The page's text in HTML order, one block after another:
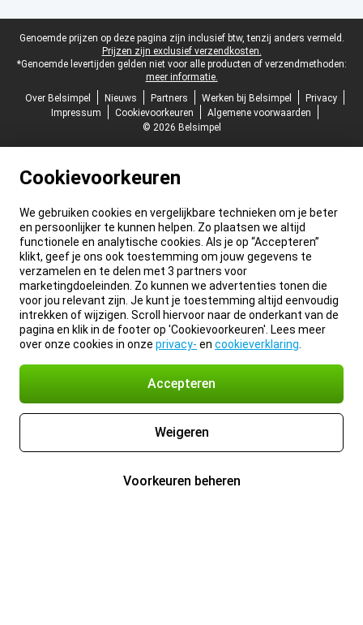
Juridische voettekst
Genoemde prijzen op deze pagina zijn inclusief btw, tenzij anders vermeld.
Prijzen zijn exclusief verzendkosten.
*Genoemde levertijden gelden niet voor alle producten of verzendmethoden:
meer informatie.
Over Belsimpel
Nieuws Partners Werken bij Belsimpel
Privacy
Impressum
Cookievoorkeuren
Algemene voorwaarden
© 2026 Belsimpel
Cookievoorkeuren
We gebruiken cookies en vergelijkbare technieken om je beter
en persoonlijker te kunnen helpen. Zo plaatsen we altijd
functionele en analytische cookies. Als je op “Accepteren”
klikt, geef je ons ook toestemming om jouw gegevens te
verzamelen en te delen met 3 partners voor
marketingdoeleinden. Zo kunnen we advertenties tonen die
voor jou relevant zijn. Je kunt je toestemming altijd eenvoudig
intrekken of wijzigen. Scroll hiervoor naar de onderkant van de
pagina en klik in de footer op 'Cookievoorkeuren'. Lees meer
over onze cookies in onze privacy- en cookieverklaring
Accepteren
Weigeren
Voorkeuren beheren